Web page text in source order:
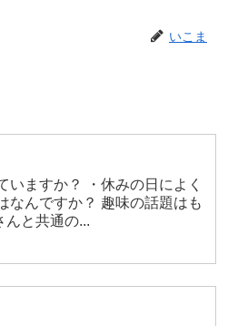
いこま
んと共通の...